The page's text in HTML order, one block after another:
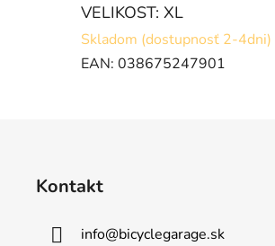
VELIKOST: XL
Skladom (dostupnosť 2-4dni)
EAN: 038675247901
Kontakt
info@bicyclegarage.sk